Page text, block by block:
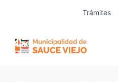
Trámites